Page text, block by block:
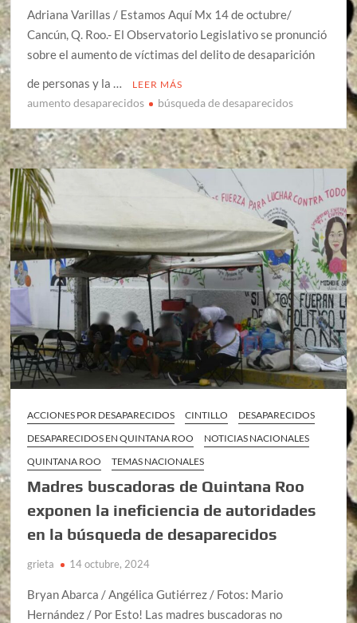
Adriana Varillas / Estamos Aquí Mx 14 de octubre/
Cancún, Q. Roo.- El Observatorio Legislativo se pronunció
sobre el aumento de víctimas del delito de desaparición
de personas y la …
LEER MÁS
aumento desaparecidos búsqueda de desaparecidos
ACCIONES POR DESAPARECIDOS CINTILLO
DESAPARECIDOS
DESAPARECIDOS EN QUINTANA ROO
NOTICIAS NACIONALES
QUINTANA ROO
TEMAS NACIONALES
Madres buscadoras de Quintana Roo
exponen la ineficiencia de autoridades
en la búsqueda de desaparecidos
grieta 14 octubre, 2024
Bryan Abarca / Angélica Gutiérrez / Fotos: Mario
Hernández / Por Esto! Las madres buscadoras no